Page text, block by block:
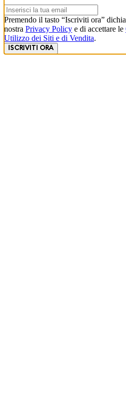
Premendo il tasto “Iscriviti ora”
nostra Privacy Policy e di accettare le
Utilizzo dei Siti e di Vendita.
ISCRIVITI ORA